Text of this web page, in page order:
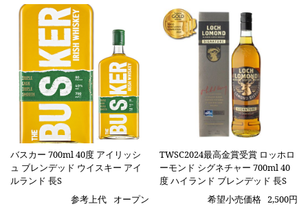
バスカー 700ml 40度 アイリッシ
ュ ブレンデッド ウイスキー アイ
ルランド 長S
参考上代
オープン
TWSC2024最高金賞受賞 ロッホロ
ーモンド シグネチャー 700ml 40
度 ハイランド ブレンデッド 長S
希望小売価格 2,500円